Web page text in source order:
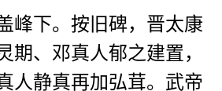
峰下。按旧碑，晋太康
期、邓真人郁之建置，
人静真再加弘茸。武帝